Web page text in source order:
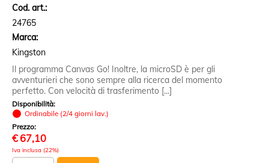
Cod. art.:
24765
Marca:
Kingston
Il programma Canvas Go! Inoltre, la microSD è per gli
avventurieri che sono sempre alla ricerca del momento
perfetto. Con velocità di trasferimento [...]
Disponibilità:
Ordinabile (2/4 giorni lav.)
Prezzo:
€ 67,10
Iva inclusa (22%)